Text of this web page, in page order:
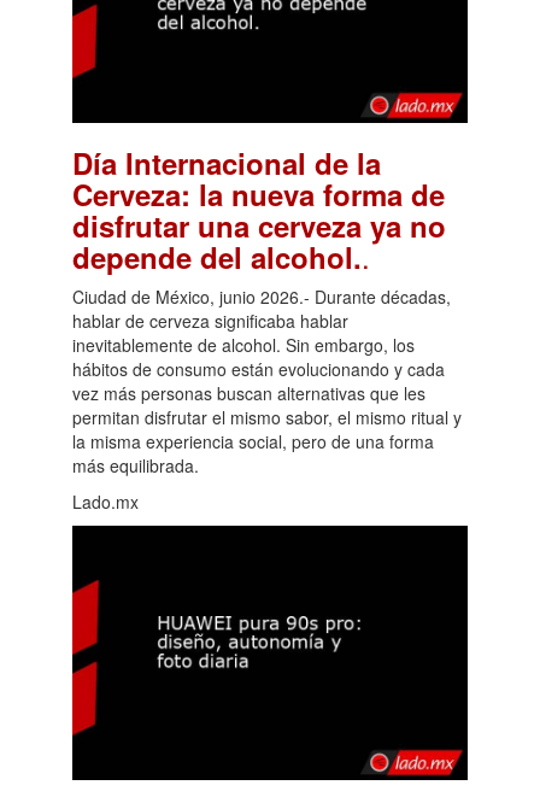
Día Internacional de la
Cerveza: la nueva forma de
disfrutar una cerveza ya no
depende del alcohol..
Ciudad de México, junio 2026.- Durante décadas,
hablar de cerveza significaba hablar
inevitablemente de alcohol. Sin embargo, los
hábitos de consumo están evolucionando y cada
vez más personas buscan alternativas que les
permitan disfrutar el mismo sabor, el mismo ritual y
la misma experiencia social, pero de una forma
más equilibrada.
Lado.mx